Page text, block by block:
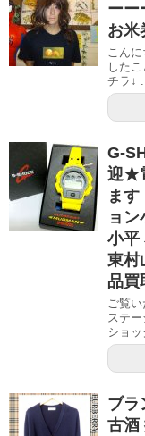
ー
お
こん
した
チラ↓ ...
G-
迎★
ま
ョ
小平
東村
品買
ご覧
ステ
ショ
ブラ
古酒